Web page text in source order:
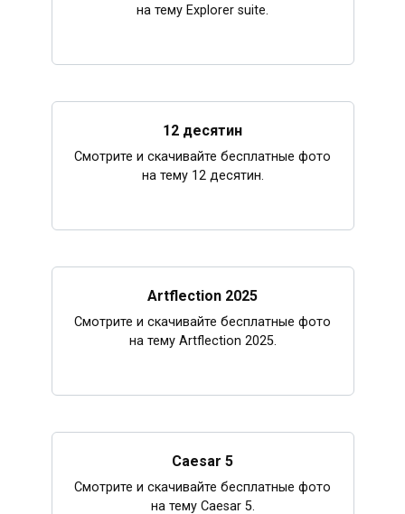
на тему Explorer suite.
12 десятин
Смотрите и скачивайте бесплатные фото
на тему 12 десятин.
Artflection 2025
Смотрите и скачивайте бесплатные фото
на тему Artflection 2025.
Caesar 5
Смотрите и скачивайте бесплатные фото
на тему Caesar 5.